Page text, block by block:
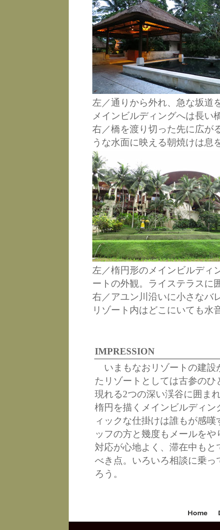
左／通りから外れ、急な坂道
メインビルディングへは長い
右／橋を渡り切った先に広が
うな水面に映える朝焼けは息
左／楕円形のメインビルディ
ートの外観。ライステラスに
右／アユン川沿いに小さなバ
リゾート内はどこにいても水
IMPRESSION
いまもなおリゾートの建設
たリゾートとしては古参の
現れる2つの深い渓谷に囲ま
楕円を描くメインビルディ
ィックな仕掛けは誰もが感
ッフの方と幾度もメールを
対応が心地よく、滞在中も
べき点。いろいろ相談に乗
ろう。